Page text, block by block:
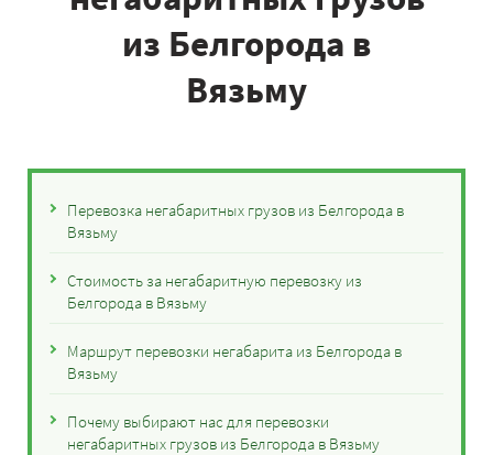
из Белгорода в
Вязьму
Перевозка негабаритных грузов из Белгорода в
Вязьму
Стоимость за негабаритную перевозку из
Белгорода в Вязьму
Маршрут перевозки негабарита из Белгорода в
Вязьму
Почему выбирают нас для перевозки
негабаритных грузов из Белгорода в Вязьму